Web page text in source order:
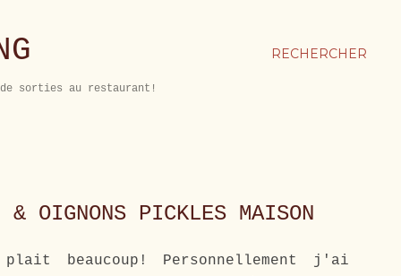
RECHERCHER
sorties au restaurant!
& OIGNONS PICKLES MAISON
beaucoup! Personnellement j'ai